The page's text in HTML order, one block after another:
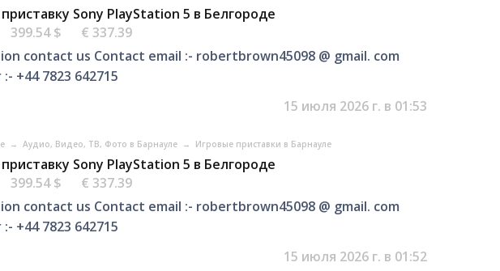
Sony PlayStation 5 в Белгороде
399.54 $
€ 337.39
contact us Contact email :- robertbrown45098 @ gmail. com
+44 7823 642715
15 июля 2026 г. в 01:53
→ Аудио, Видео, ТВ, Фото в Барнауле → Игровые приставки в Барнауле
Sony PlayStation 5 в Белгороде
399.54 $
€ 337.39
contact us Contact email :- robertbrown45098 @ gmail. com
+44 7823 642715
15 июля 2026 г. в 01:52